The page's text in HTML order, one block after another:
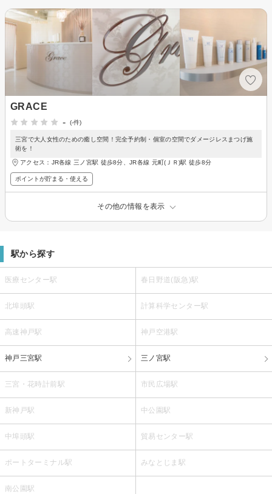
GRACE
-
(-件)
三宮で大人女性のための癒し空間！完全予約制・個室の空間でダメージレスまつげ施
術を！
アクセス：JR各線 三ノ宮駅 徒歩8分、JR各線 元町(ＪＲ)駅 徒歩8分
ポイントが貯まる・使える
その他の情報を表示
駅から探す
医療センター駅 春日野道(阪急)駅
北埠頭駅 計算科学センター駅
高速神戸駅 神戸空港駅
神戸三宮駅 三ノ宮駅
三宮・花時計前駅 市民広場駅
新神戸駅 中公園駅
中埠頭駅 貿易センター駅
ポートターミナル駅 みなとじま駅
南公園駅